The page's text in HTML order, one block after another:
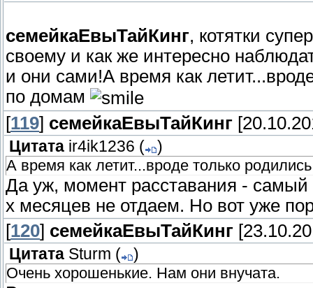
семейкаЕвыТайКинг, котятки
своему и как же интересно
и они сами!А время как
по домам
[119] семейкаЕвыТайКинг
Цитата ir4ik1236 (
)
А время как летит...вроде только
Да уж, момент расставания -
х месяцев не отдаем. Но вот уже
[120] семейкаЕвыТайКинг
Цитата Sturm (
)
Очень хорошенькие. Нам они внучата.